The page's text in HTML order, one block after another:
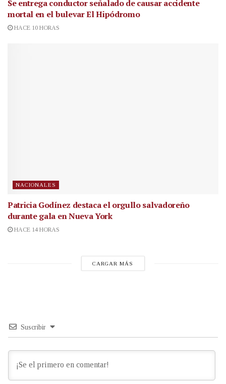
Se entrega conductor señalado de causar accidente
mortal en el bulevar El Hipódromo
HACE 10 HORAS
NACIONALES
Patricia Godínez destaca el orgullo salvadoreño
durante gala en Nueva York
HACE 14 HORAS
CARGAR MÁS
Suscribir